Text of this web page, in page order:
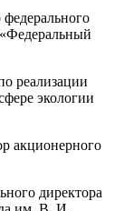
реализации
экологии
акционерного
директора